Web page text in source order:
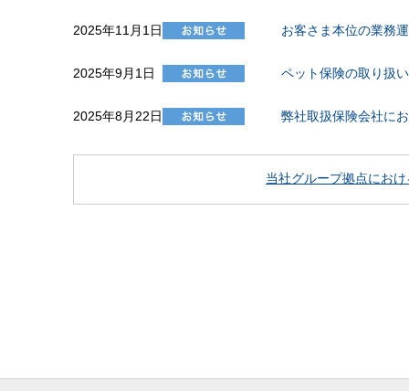
2025年11月1日 お客さま本位の業務
2025年9月1日 ペット保険の取り扱
2025年8月22日 弊社取扱保険会社に
当社グループ拠点におけ